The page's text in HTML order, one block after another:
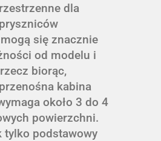
dla
się znacznie
od modelu i
biorąc,
kabina
około 3 do 4
powierzchni.
tylko podstawowy